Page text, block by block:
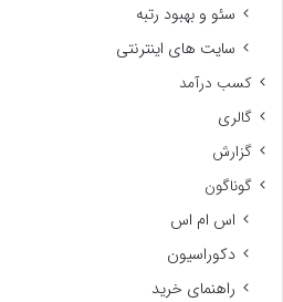
سئو و بهبود رتبه
سایت های اینترنتی
کسب درآمد
گالری
گزارش
گوناگون
اس ام اس
دکوراسیون
راهنمای خرید